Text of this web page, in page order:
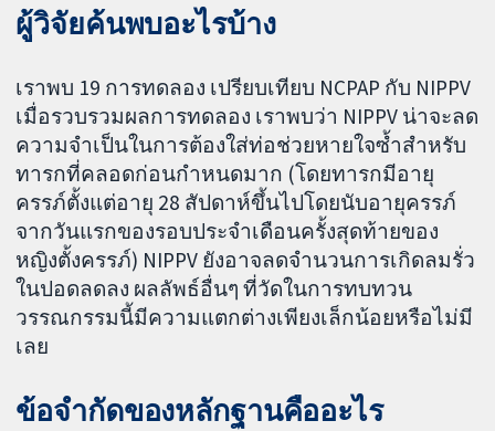
ผู้วิจัยค้นพบอะไรบ้าง
เราพบ 19 การทดลอง เปรียบเทียบ NCPAP กับ NIPPV
เมื่อรวบรวมผลการทดลอง เราพบว่า NIPPV น่าจะลด
ความจำเป็นในการต้องใส่ท่อช่วยหายใจซ้ำสำหรับ
ทารกที่คลอดก่อนกำหนดมาก (โดยทารกมีอายุ
ครรภ์ตั้งแต่อายุ 28 สัปดาห์ขึ้นไปโดยนับอายุครรภ์
จากวันแรกของรอบประจำเดือนครั้งสุดท้ายของ
หญิงตั้งครรภ์) NIPPV ยังอาจลดจำนวนการเกิดลมรั่ว
ในปอดลดลง ผลลัพธ์อื่นๆ ที่วัดในการทบทวน
วรรณกรรมนี้มีความแตกต่างเพียงเล็กน้อยหรือไม่มี
เลย
ข้อจำกัดของหลักฐานคืออะไร